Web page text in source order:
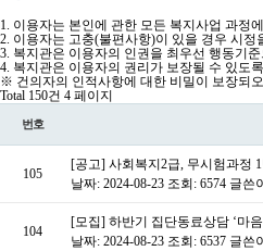
1. 이용자는 본인에 관한 모든 복지사업 과정
2. 이용자는 고충(불편사항)이 있을 경우 시정
3. 복지관은 이용자의 인권을 최우선 행동기
4. 복지관은 이용자의 권리가 보장될 수 있도
※ 건의자의 인적사항에 대한 비밀이 보장되
Total 150건 4 페이지
번호
105
[공고] 사회복지2급, 무시험과정
날짜: 2024-08-23 조회: 6574 글쓴
104
[모집] 하반기 집단동료상담 ‘마
날짜: 2024-08-23 조회: 6537 글쓴